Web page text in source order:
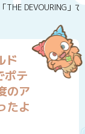
THE DEVOURING」
ド
ポテ
のア
たよ